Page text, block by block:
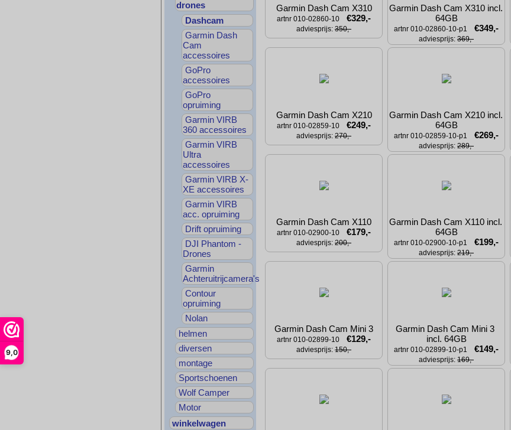
9,0
drones
Dashcam
Garmin Dash
Cam
accessoires
GoPro
accessoires
GoPro
opruiming
Garmin VIRB
360 accessoires
Garmin VIRB
Ultra
accessoires
Garmin VIRB X-
XE accessoires
Garmin VIRB
acc. opruiming
Drift opruiming
DJI Phantom -
Drones
Garmin
Achteruitrijcamera's
Contour
opruiming
Nolan
helmen
diversen
montage
Sportschoenen
Wolf Camper
Motor
winkelwagen
Garmin Dash Cam X310
artnr 010-02860-10 €329,-
adviesprijs: 350,-
Garmin Dash Cam X310 incl.
64GB
artnr 010-02860-10-p1 €349,-
adviesprijs: 369,-
Garmin Dash Cam X210
artnr 010-02859-10 €249,-
adviesprijs: 270,-
Garmin Dash Cam X210 incl.
64GB
artnr 010-02859-10-p1 €269,-
adviesprijs: 289,-
Garmin Dash Cam X110
artnr 010-02900-10 €179,-
adviesprijs: 200,-
Garmin Dash Cam X110 incl.
64GB
artnr 010-02900-10-p1 €199,-
adviesprijs: 219,-
Garmin Dash Cam Mini 3
artnr 010-02899-10 €129,-
adviesprijs: 150,-
Garmin Dash Cam Mini 3
incl. 64GB
artnr 010-02899-10-p1 €149,-
adviesprijs: 169,-